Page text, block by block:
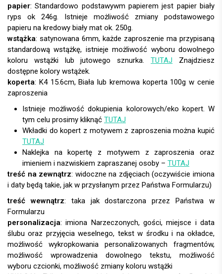
papier:
wstążka: satynowana 6mm, każde zaproszenie ma przypisaną
standardową wstążkę, istnieje możliwość wyboru dowolnego
koloru wstążki lub jutowego sznurka.TUTAJ Znajdziesz
dostępne kolory wstążek.
koperta:
Istnieje możliwość dokupienia kolorowych/eko kopert. W
tym celu prosimy kliknąć TUTAJ
Wkładki do kopert z motywem z zaproszenia można kupić
TUTAJ
Naklejka na kopertę z motywem z zaproszenia oraz
imieniem i nazwiskiem zapraszanej osoby – TUTAJ
treść na zewnątrz: widoczne na zdjęciach (oczywiście imiona
i daty będą takie, jak w przysłanym przez Państwa Formularzu)
treść wewnątrz: taka jak dostarczona przez Państwa w
Formularzu
personalizacja: